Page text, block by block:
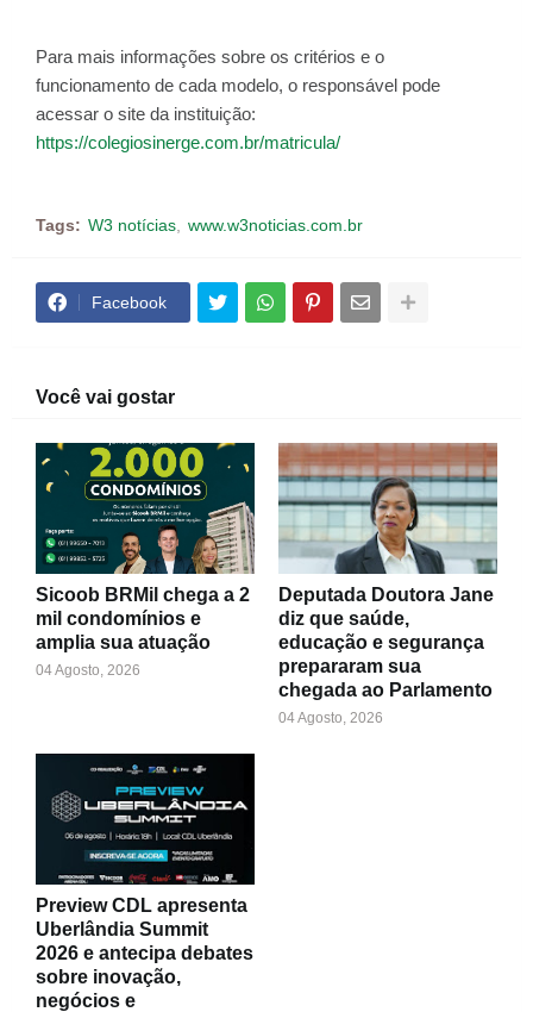
Para mais informações sobre os critérios e o
funcionamento de cada modelo, o responsável pode
acessar o site da instituição:
https://colegiosinerge.com.br/matricula/
Tags: W3 notícias www.w3noticias.com.br
Facebook
Você vai gostar
Sicoob BRMil chega a 2
mil condomínios e
amplia sua atuação
04 Agosto, 2026
Deputada Doutora Jane
diz que saúde,
educação e segurança
prepararam sua
chegada ao Parlamento
04 Agosto, 2026
Preview CDL apresenta
Uberlândia Summit
2026 e antecipa debates
sobre inovação,
negócios e